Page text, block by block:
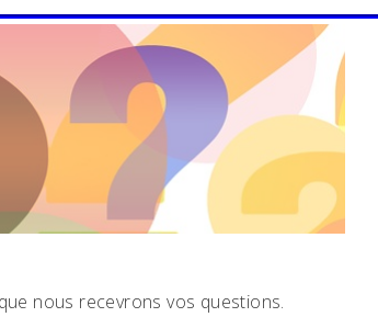
nous recevrons vos questions.